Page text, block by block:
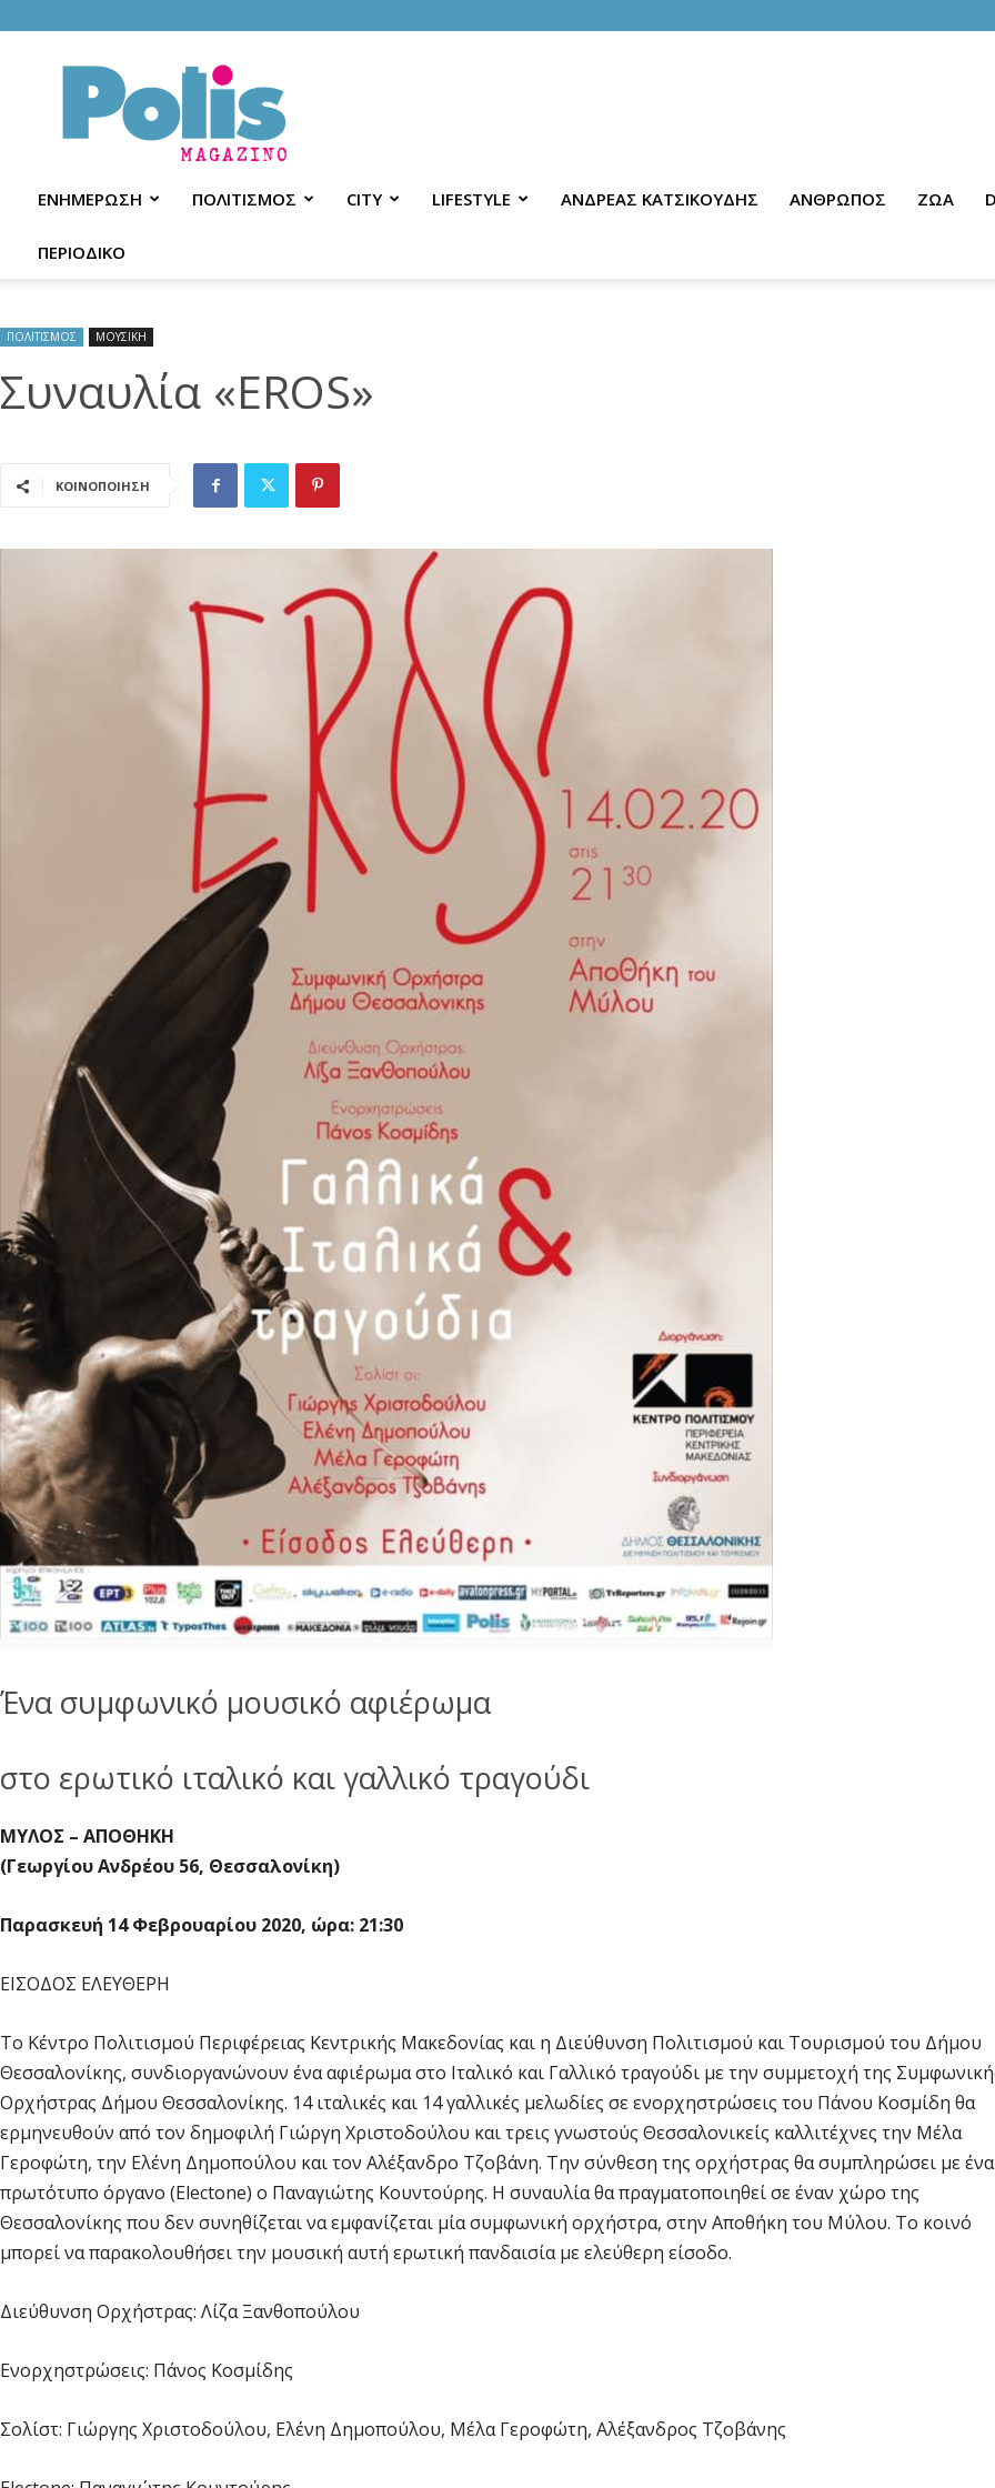
Polis
Magazino
ΕΝΗΜΕΡΩΣΗ ΠΟΛΙΤΙΣΜΟΣ CITY LIFESTYLE ΑΝΔΡΕΑΣ ΚΑΤΣΙΚΟΥΔΗΣ ΑΝΘΡΩΠΟΣ ΖΩΑ
ΠΕΡΙΟΔΙΚΟ
ΠΟΛΙΤΙΣΜΟΣ ΜΟΥΣΙΚΗ
Συναυλία «EROS»
ΚΟΙΝΟΠΟΙΗΣΗ
Ένα συμφωνικό μουσικό αφιέρωμα
στο ερωτικό ιταλικό και γαλλικό τραγούδι
ΜΥΛΟΣ – ΑΠΟΘΗΚΗ
(Γεωργίου Ανδρέου 56, Θεσσαλονίκη)
Παρασκευή 14 Φεβρουαρίου 2020, ώρα: 21:30
ΕΙΣΟΔΟΣ ΕΛΕΥΘΕΡΗ
Το Κέντρο Πολιτισμού Περιφέρειας Κεντρικής Μακεδονίας και η Διεύθυνση Πολιτισμού και Τουρισμού του Δήμου
Θεσσαλονίκης, συνδιοργανώνουν ένα αφιέρωμα στο Ιταλικό και Γαλλικό τραγούδι με την συμμετοχή της
Ορχήστρας Δήμου Θεσσαλονίκης. 14 ιταλικές και 14 γαλλικές μελωδίες σε ενορχηστρώσεις του Πάνου Κοσμίδη θα
ερμηνευθούν από τον δημοφιλή Γιώργη Χριστοδούλου και τρεις γνωστούς Θεσσαλονικείς καλλιτέχνες την Μέλα
Γεροφώτη, την Ελένη Δημοπούλου και τον Αλέξανδρο Τζοβάνη. Την σύνθεση της ορχήστρας θα συμπληρώσει με ένα
πρωτότυπο όργανο (Electone) ο Παναγιώτης Κουντούρης. Η συναυλία θα πραγματοποιηθεί σε έναν χώρο της
Θεσσαλονίκης που δεν συνηθίζεται να εμφανίζεται μία συμφωνική ορχήστρα, στην Αποθήκη του Μύλου. Το κοινό
μπορεί να παρακολουθήσει την μουσική αυτή ερωτική πανδαισία με ελεύθερη είσοδο.
Διεύθυνση Ορχήστρας: Λίζα Ξανθοπούλου
Ενορχηστρώσεις: Πάνος Κοσμίδης
Σολίστ: Γιώργης Χριστοδούλου, Ελένη Δημοπούλου, Μέλα Γεροφώτη, Αλέξανδρος Τζοβάνης